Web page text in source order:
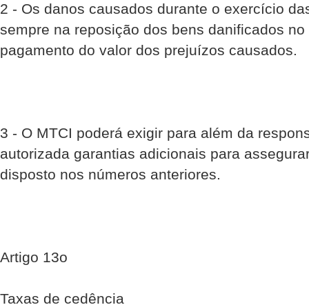
2 - Os danos causados durante o exercício
sempre na reposição dos bens danificados
pagamento do valor dos prejuízos causados.
3 - O MTCI poderá exigir para além da
autorizada garantias adicionais para
disposto nos números anteriores.
Artigo 13o
Taxas de cedência